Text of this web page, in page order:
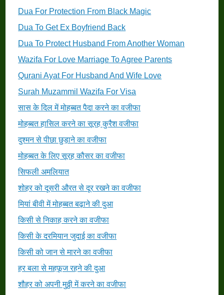
Dua For Protection From Black Magic
Dua To Get Ex Boyfriend Back
Dua To Protect Husband From Another Woman
Wazifa For Love Marriage To Agree Parents
Qurani Ayat For Husband And Wife Love
Surah Muzammil Wazifa For Visa
सास के दिल में मोहब्बत पैदा करने का वजीफा
मोहब्बत हासिल करने का सूरह कुरैश वजीफा
दुश्मन से पीछा छुड़ाने का वजीफा
मोहब्बत के लिए सूरह कौसर का वजीफा
सिफली अमलियात
शोहर को दूसरी औरत से दूर रखने का वजीफा
मियां बीवी में मोहब्बत बढ़ाने की दुआ
किसी से निकाह करने का वजीफा
किसी के दरमियान जुदाई का वजीफा
किसी को जान से मारने का वजीफा
हर बला से महफूज रहने की दुआ
शौहर को अपनी मुठ्ठी में करने का वजीफा